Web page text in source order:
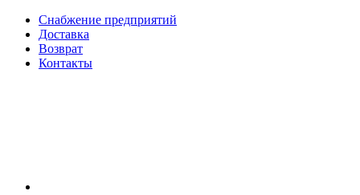
Снабжение предприятий
Доставка
Возврат
Контакты